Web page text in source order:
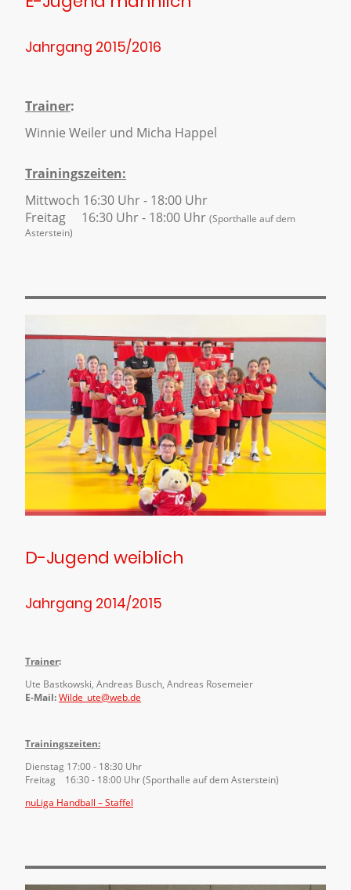
Jahrgang 2015/2016
Trainer:
Winnie Weiler und Micha Happel
Trainingszeiten:
Mittwoch 16:30 Uhr - 18:00 Uhr
Freitag 16:30 Uhr - 18:00 Uhr (Sporthalle auf dem
Asterstein)
D-Jugend weiblich
Jahrgang 2014/2015
Trainer:
Ute Bastkowski, Andreas Busch, Andreas Rosemeier
E-Mail:Wilde_ute@web.de
Trainingszeiten:
Dienstag 17:00 - 18:30 Uhr
Freitag 16:30 - 18:00 Uhr (Sporthalle auf dem Asterstein)
nuLiga Handball – Staffel